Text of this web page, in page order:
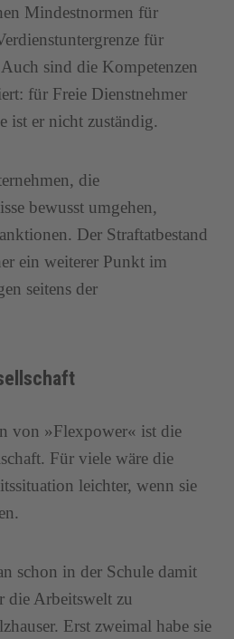
Mindestnormen für
für
sind die Kompetenzen
für Freie Dienstnehmer
ist er nicht zuständig.
die
bewusst umgehen,
Der Straftatbestand
ein weiterer Punkt im
seitens der
von »Flexpower« ist die
Für viele wäre die
leichter, wenn sie
schon in der Schule damit
die Arbeitswelt zu
Erst zweimal habe sie